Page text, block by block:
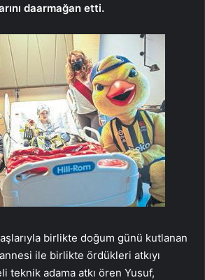
daarmağan etti.
birlikte doğum günü kutlanan
ile birlikte ördükleri atkıyı
teknik adama atkı ören Yusuf,